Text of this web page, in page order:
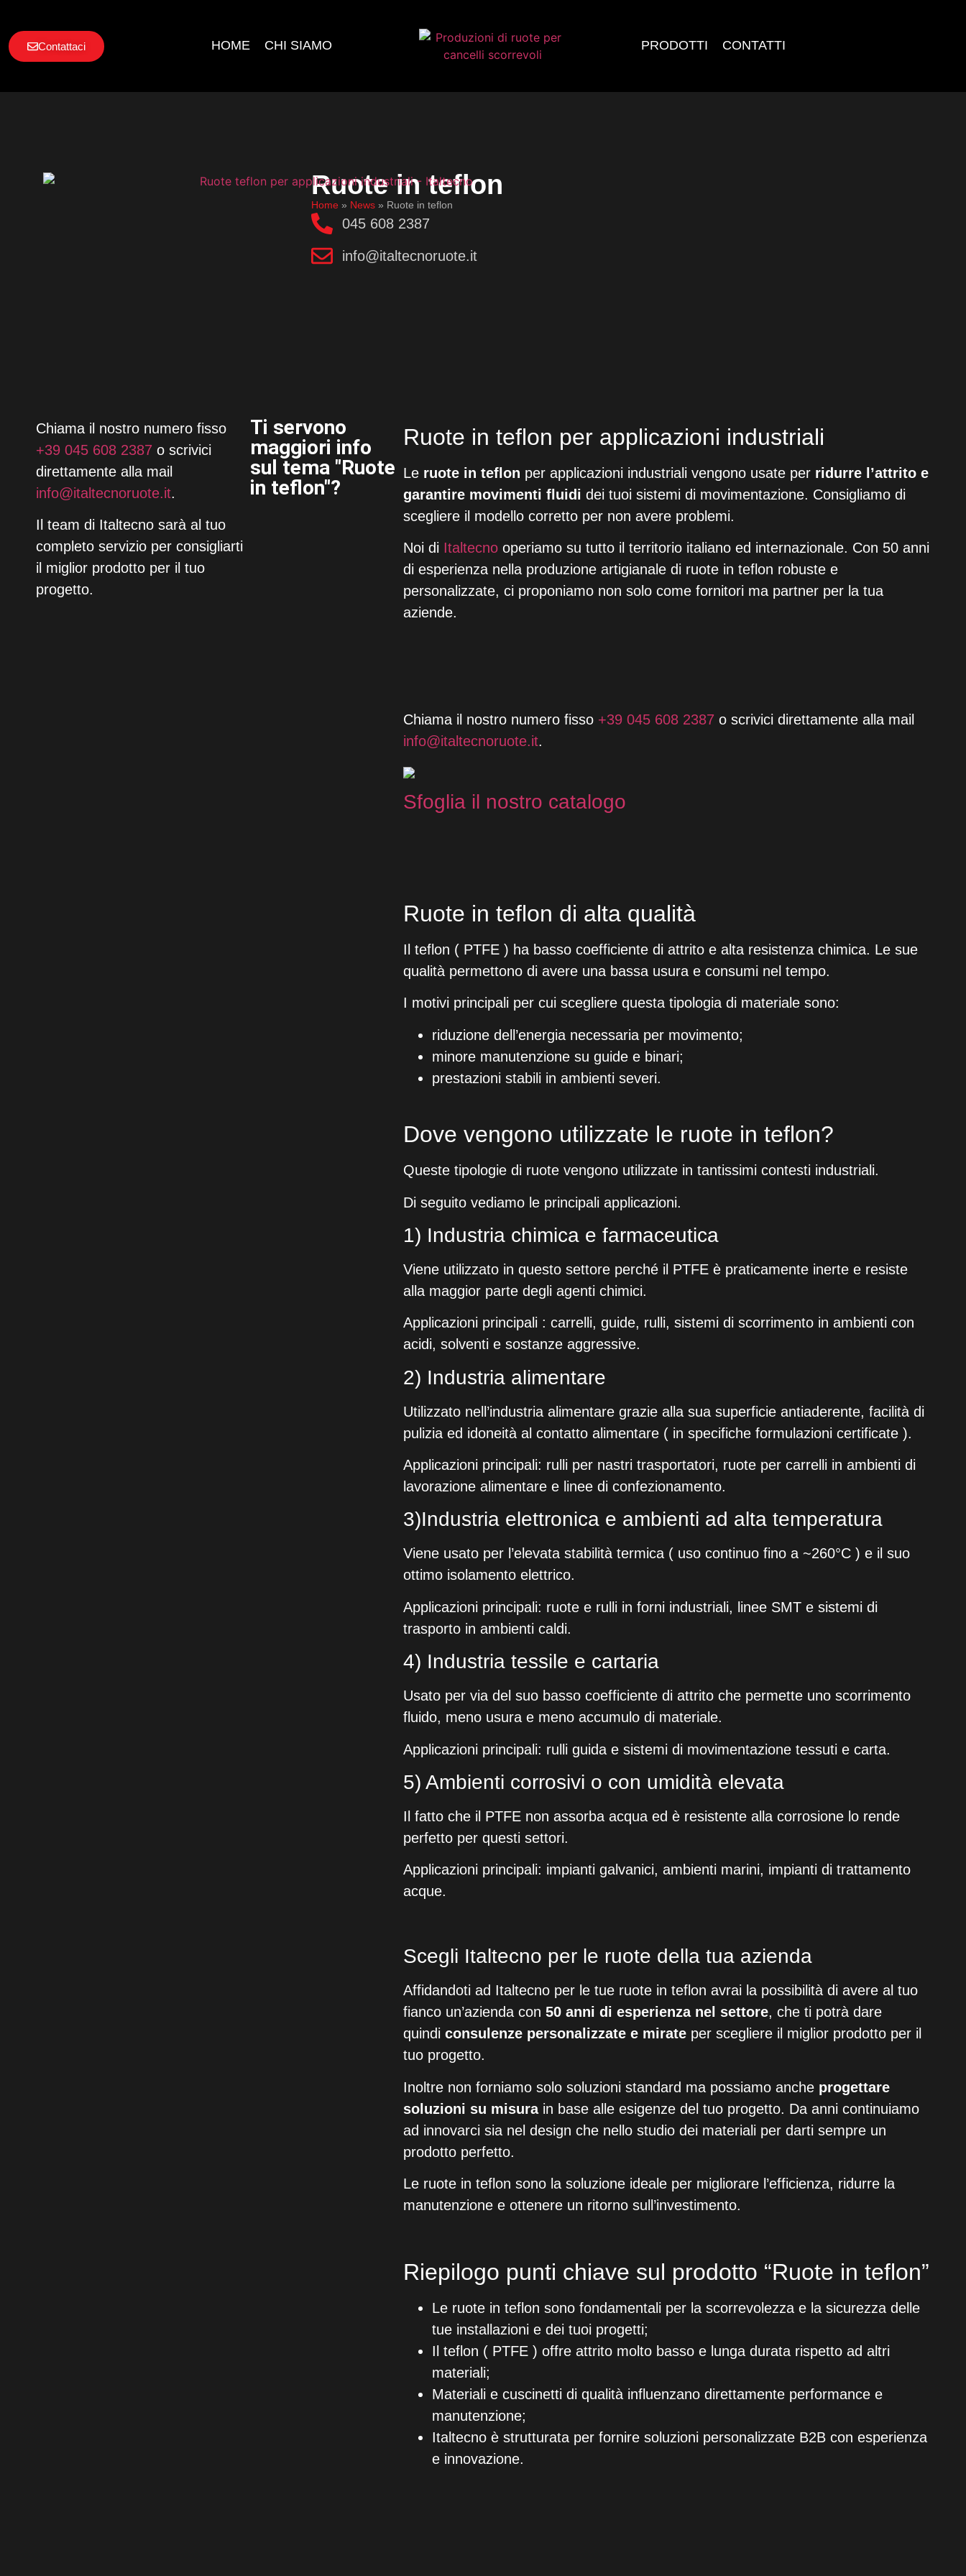
Contattaci HOME CHI SIAMO PRODOTTI CONTATTI
Ruote in teflon
Home » News » Ruote in teflon
045 608 2387
info@italtecnoruote.it
Ruote in teflon per applicazioni industriali
Le ruote in teflon per applicazioni industriali vengono usate per ridurre l’attrito e
garantire movimenti fluidi dei tuoi sistemi di movimentazione. Consigliamo di
scegliere il modello corretto per non avere problemi.
Noi di Italtecno operiamo su tutto il territorio italiano ed internazionale. Con 50 anni
di esperienza nella produzione artigianale di ruote in teflon robuste e
personalizzate, ci proponiamo non solo come fornitori ma partner per la tua
aziende.
Chiama il nostro numero fisso +39 045 608 2387 o scrivici direttamente alla mail
info@italtecnoruote.it.
Sfoglia il nostro catalogo
Ruote in teflon di alta qualità
Il teflon ( PTFE ) ha basso coefficiente di attrito e alta resistenza chimica. Le sue
qualità permettono di avere una bassa usura e consumi nel tempo.
I motivi principali per cui scegliere questa tipologia di materiale sono:
riduzione dell’energia necessaria per movimento;
minore manutenzione su guide e binari;
prestazioni stabili in ambienti severi.
Dove vengono utilizzate le ruote in teflon?
Queste tipologie di ruote vengono utilizzate in tantissimi contesti industriali.
Di seguito vediamo le principali applicazioni.
1) Industria chimica e farmaceutica
Viene utilizzato in questo settore perché il PTFE è praticamente inerte e resiste
alla maggior parte degli agenti chimici.
Applicazioni principali : carrelli, guide, rulli, sistemi di scorrimento in ambienti con
acidi, solventi e sostanze aggressive.
2) Industria alimentare
Utilizzato nell’industria alimentare grazie alla sua superficie antiaderente, facilità di
pulizia ed idoneità al contatto alimentare ( in specifiche formulazioni certificate ).
Applicazioni principali: rulli per nastri trasportatori, ruote per carrelli in ambienti di
lavorazione alimentare e linee di confezionamento.
3)Industria elettronica e ambienti ad alta temperatura
Viene usato per l’elevata stabilità termica ( uso continuo fino a ~260°C ) e il suo
ottimo isolamento elettrico.
Applicazioni principali: ruote e rulli in forni industriali, linee SMT e sistemi di
trasporto in ambienti caldi.
4) Industria tessile e cartaria
Usato per via del suo basso coefficiente di attrito che permette uno scorrimento
fluido, meno usura e meno accumulo di materiale.
Applicazioni principali: rulli guida e sistemi di movimentazione tessuti e carta.
5) Ambienti corrosivi o con umidità elevata
Il fatto che il PTFE non assorba acqua ed è resistente alla corrosione lo rende
perfetto per questi settori.
Applicazioni principali: impianti galvanici, ambienti marini, impianti di trattamento
acque.
Scegli Italtecno per le ruote della tua azienda
Affidandoti ad Italtecno per le tue ruote in teflon avrai la possibilità di avere al tuo
fianco un’azienda con50 anni di esperienza nel settore, che ti potrà dare
quindiconsulenze personalizzate e mirate per scegliere il miglior prodotto per il
tuo progetto.
Inoltre non forniamo solo soluzioni standard ma possiamo anche progettare
soluzioni su misura in base alle esigenze del tuo progetto. Da anni continuiamo
ad innovarci sia nel design che nello studio dei materiali per darti sempre un
prodotto perfetto.
Le ruote in teflon sono la soluzione ideale per migliorare l’efficienza, ridurre la
manutenzione e ottenere un ritorno sull’investimento.
Riepilogo punti chiave sul prodotto “Ruote in teflon”
Le ruote in teflon sono fondamentali per la scorrevolezza e la sicurezza delle
tue installazioni e dei tuoi progetti;
Il teflon ( PTFE ) offre attrito molto basso e lunga durata rispetto ad altri
materiali;
Materiali e cuscinetti di qualità influenzano direttamente performance e
manutenzione;
Italtecno è strutturata per fornire soluzioni personalizzate B2B con esperienza
e innovazione.
Ti servono
maggiori info
sul tema "Ruote
in teflon"?
Chiama il nostro numero fisso
+39 045 608 2387 o scrivici
direttamente alla mail
info@italtecnoruote.it.
Il team di Italtecno sarà al tuo
completo servizio per consigliarti
il miglior prodotto per il tuo
progetto.